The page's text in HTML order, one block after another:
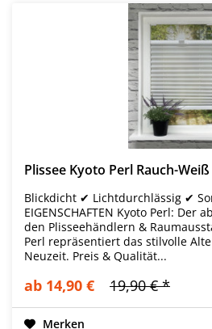
Plissee Kyoto Perl Rauch-Weiß
Blickdicht ✔ Lichtdurchlässig ✔
EIGENSCHAFTEN Kyoto Perl: Der
den Plisseehändlern &
Perl repräsentiert das stilvolle
Neuzeit. Preis & Qualität...
ab 14,90 € 19,90 € *
Merken